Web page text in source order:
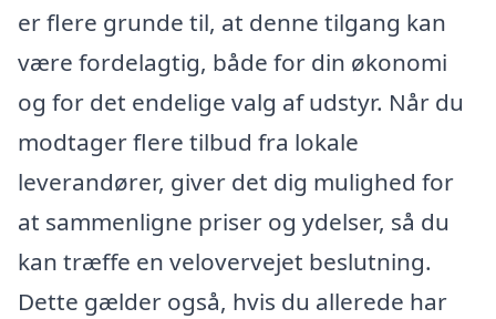
er flere grunde til, at denne tilgang kan
være fordelagtig, både for din økonomi
og for det endelige valg af udstyr. Når du
modtager flere tilbud fra lokale
leverandører, giver det dig mulighed for
at sammenligne priser og ydelser, så du
kan træffe en velovervejet beslutning.
Dette gælder også, hvis du allerede har